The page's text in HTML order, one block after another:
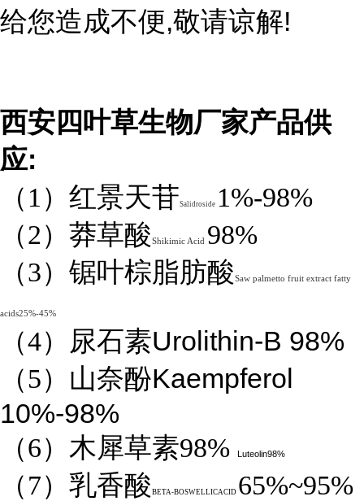
给您造成不便,敬请谅解!
西安四叶草生物厂家产品供
应:
（1）红景天苷Salidroside 1%-98%
（2）莽草酸Shikimic Acid 98%
（3）锯叶棕脂肪酸Saw palmetto fruit extract fatty
acids25%-45%
（4） 尿石素Urolithin-B 98%
（5）山奈酚Kaempferol
10%-98%
（6）木犀草素98% Luteolin98%
（7）乳香酸 BETA-BOSWELLICACID 65%~95%